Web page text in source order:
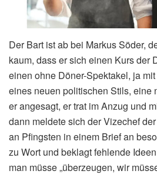
Der Bart ist ab bei Markus Söder,
kaum, dass er sich einen Kurs der
einen ohne Döner-Spektakel, ja
eines neuen politischen Stils, eine
er angesagt, er trat im Anzug und
dann meldete sich der Vizechef
an Pfingsten in einem Brief an
zu Wort und beklagt fehlende
man müsse „überzeugen, wir